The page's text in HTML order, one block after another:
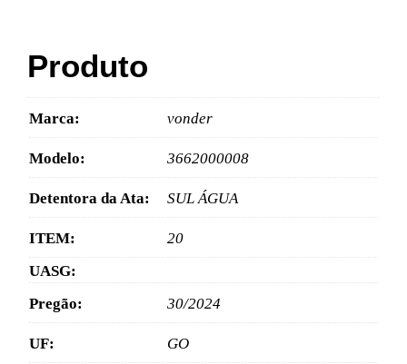
Produto
Marca: vonder
Modelo: 3662000008
Detentora da Ata: SUL ÁGUA
ITEM:
20
UASG:
Pregão:
30/2024
UF: GO